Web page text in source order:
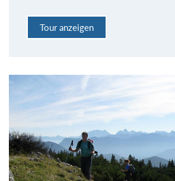
Tour anzeigen